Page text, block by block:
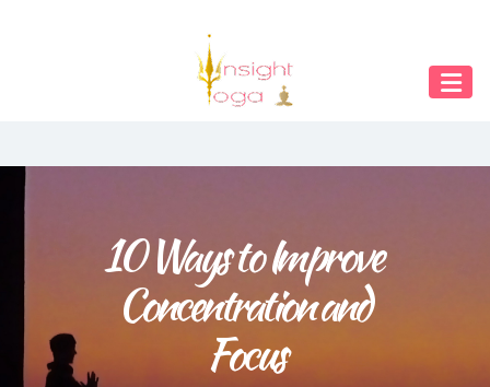
10 Ways to Improve
Concentration and
Focus
Home
Contact & Bookings
English
Deutsch